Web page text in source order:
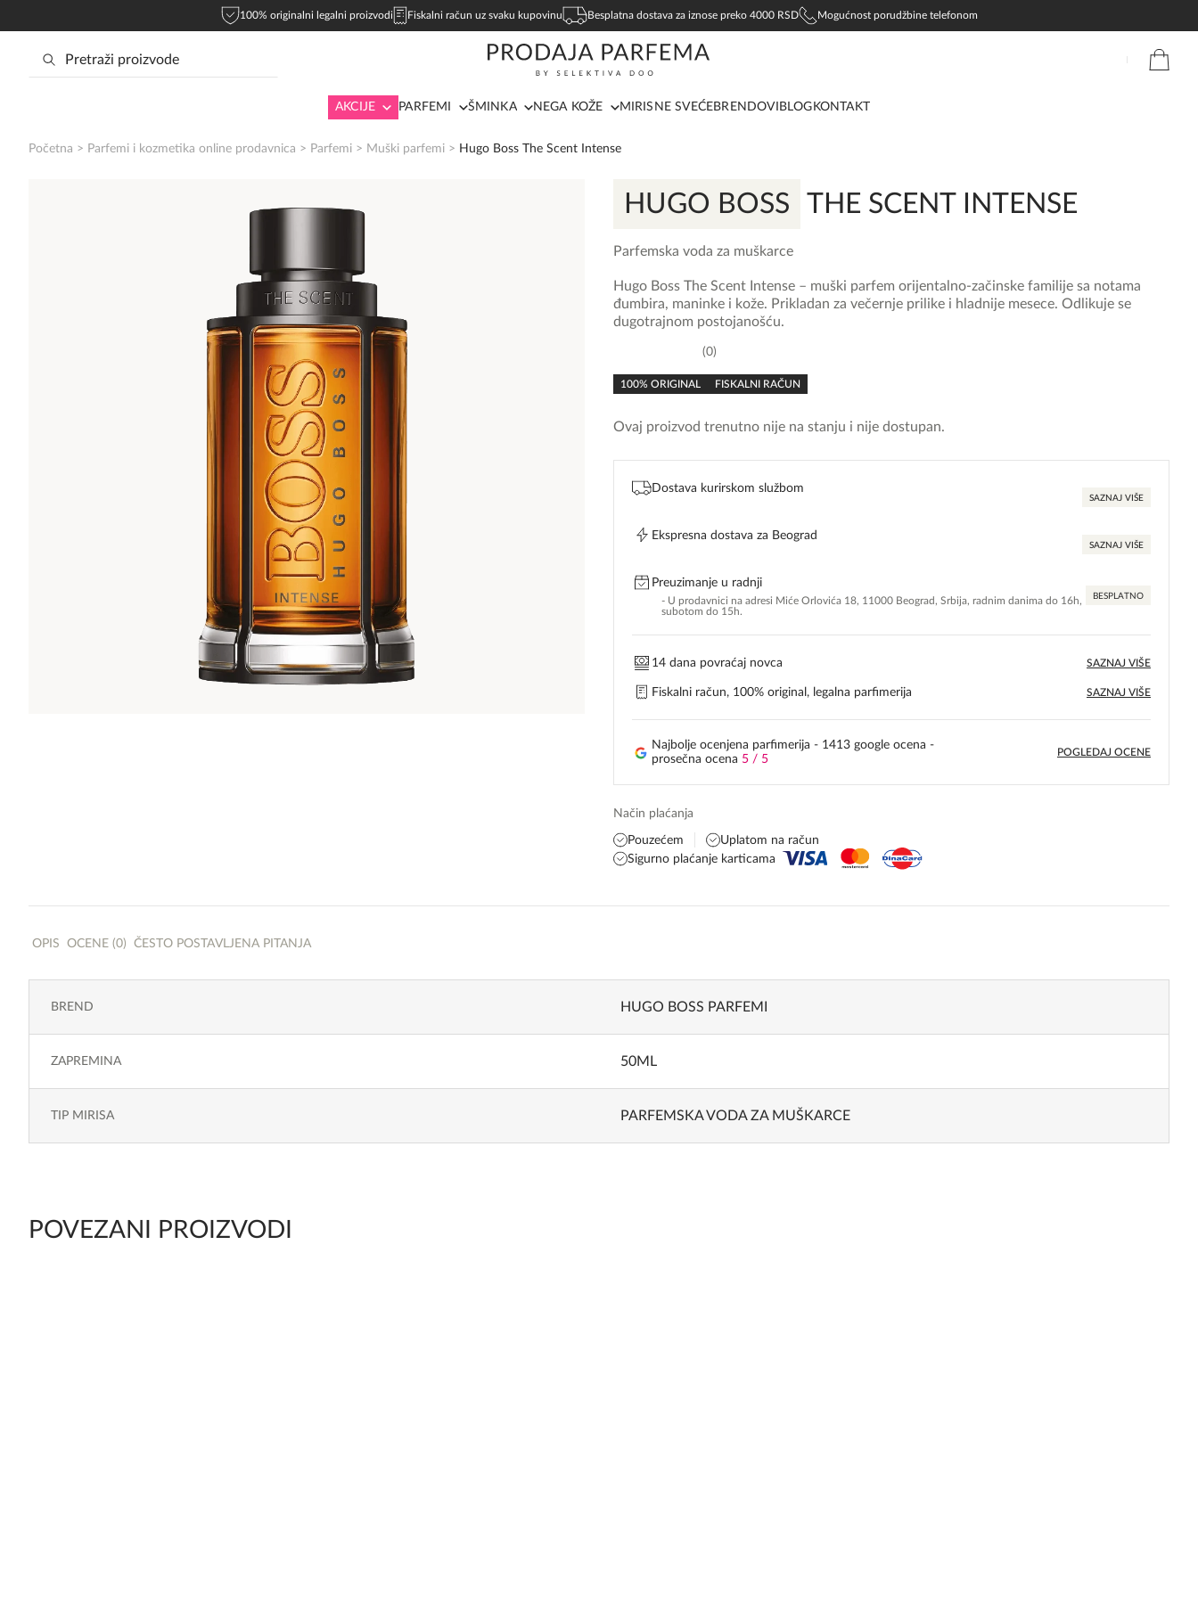
100% originalni legalni proizvodi Fiskalni račun uz svaku kupovinu Besplatna dostava za iznose preko 4000 RSD Mogućnost porudžbine telefonom
AKCIJE PARFEMI ŠMINKA NEGA KOŽE MIRISNE SVEĆEBRENDOVI BLOG KONTAKT
Početna > Parfemi i kozmetika online prodavnica > Parfemi > Muški parfemi > Hugo Boss The Scent Intense
HUGO BOSS THE SCENT INTENSE
Parfemska voda za muškarce
rating
0
100% ORIGINAL FISKALNI RAČUN
Hugo Boss The Scent Intense – muški parfem orijentalno-začinske familije sa notama
đumbira, maninke i kože. Prikladan za večernje prilike i hladnije mesece. Odlikuje se
dugotrajnom postojanošću.
Ovaj proizvod trenutno nije na stanju i nije dostupan.
Dostava kurirskom službom
SAZNAJ VIŠE
Ekspresna dostava za Beograd
SAZNAJ VIŠE
Preuzimanje u radnji
- U prodavnici na adresi Miće Orlovića 18, 11000 Beograd, Srbija, radnim danima do 16h,
subotom do 15h.
BESPLATNO
14 dana povraćaj novca SAZNAJ VIŠE
Fiskalni račun, 100% original, legalna parfimerija SAZNAJ VIŠE
Najbolje ocenjena parfimerija - 1413 google ocena -
prosečna ocena 5 / 5
POGLEDAJ OCENE
Način plaćanja
Pouzećem
Uplatom na račun
Sigurno plaćanje karticama
OPIS OCENE (0) ČESTO POSTAVLJENA PITANJA
BREND HUGO BOSS PARFEMI
ZAPREMINA 50ML
TIP MIRISA PARFEMSKA VODA ZA MUŠKARCE
POVEZANI PROIZVODI